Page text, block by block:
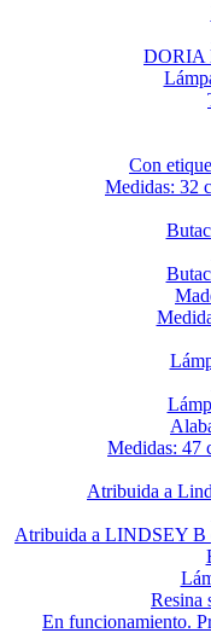
DORIA
Con
Medidas: 32
Medidas: 47
Atribuida a
Atribuida a LINDSEY B
Resina
En funcionamiento.